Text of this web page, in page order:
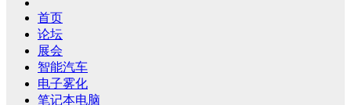
首页
论坛
展会
智能汽车
电子雾化
笔记本电脑